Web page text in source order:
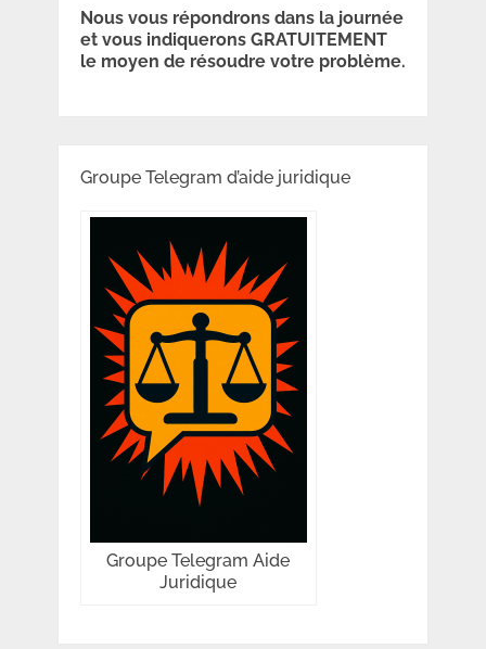
Nous vous répondrons dans la journée
et vous indiquerons GRATUITEMENT
le moyen de résoudre votre problème.
Groupe Telegram d’aide juridique
Groupe Telegram Aide
Juridique